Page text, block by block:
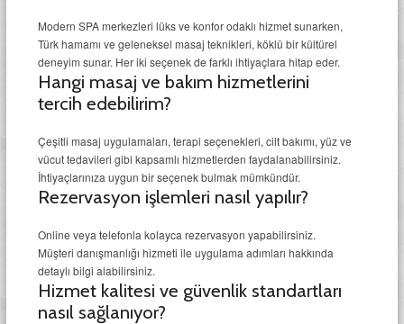
Modern SPA merkezleri lüks ve konfor odaklı hizmet sunarken,
Türk hamamı ve geleneksel masaj teknikleri, köklü bir kültürel
deneyim sunar. Her iki seçenek de farklı ihtiyaçlara hitap eder.
Hangi masaj ve bakım hizmetlerini
tercih edebilirim?
Çeşitli masaj uygulamaları, terapi seçenekleri, cilt bakımı, yüz ve
vücut tedavileri gibi kapsamlı hizmetlerden faydalanabilirsiniz.
İhtiyaçlarınıza uygun bir seçenek bulmak mümkündür.
Rezervasyon işlemleri nasıl yapılır?
Online veya telefonla kolayca rezervasyon yapabilirsiniz.
Müşteri danışmanlığı hizmeti ile uygulama adımları hakkında
detaylı bilgi alabilirsiniz.
Hizmet kalitesi ve güvenlik standartları
nasıl sağlanıyor?